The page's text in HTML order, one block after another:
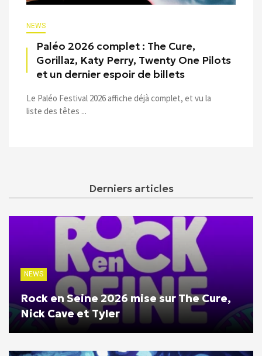
NEWS
Paléo 2026 complet : The Cure,
Gorillaz, Katy Perry, Twenty One Pilots
et un dernier espoir de billets
Le Paléo Festival 2026 affiche déjà complet, et vu la
liste des têtes ...
Derniers articles
NEWS
Rock en Seine 2026 mise sur The Cure,
Nick Cave et Tyler